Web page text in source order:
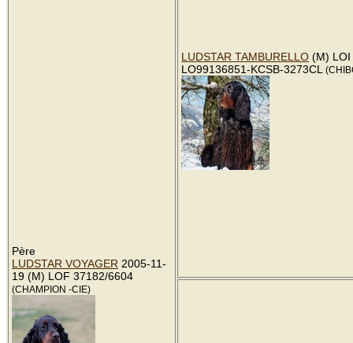
Père
LUDSTAR VOYAGER 2005-11-
19 (M) LOF 37182/6604
(CHAMPION -CIE)
LUDSTAR TAMBURELLO (M) LOI
LO99136851-KCSB-3273CL